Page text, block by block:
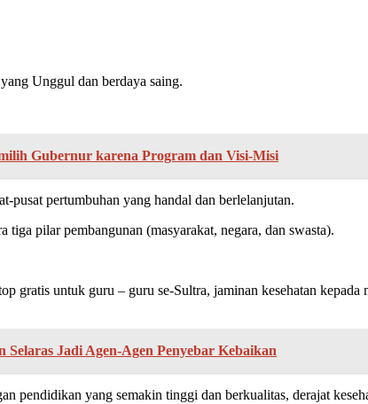
Unggul dan berdaya saing.
Gubernur karena Program dan Visi-Misi
pusat pertumbuhan yang handal dan berlelanjutan.
pilar pembangunan (masyarakat, negara, dan swasta).
gratis untuk guru – guru se-Sultra, jaminan kesehatan
Jadi Agen-Agen Penyebar Kebaikan
pendidikan yang semakin tinggi dan berkualitas, derajat